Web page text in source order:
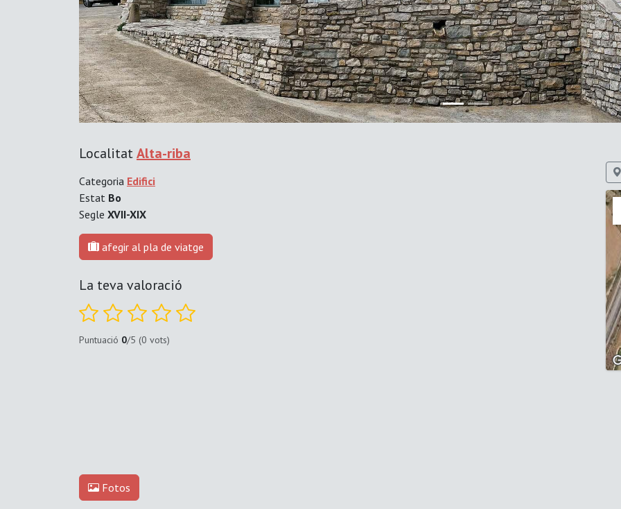
LocalitatAlta-riba
Categoria Edifici
Estat Bo
Segle XVII-XIX
afegir al pla de viatge
La teva valoració
Puntuació 0/5 (0 vots)
Fotos